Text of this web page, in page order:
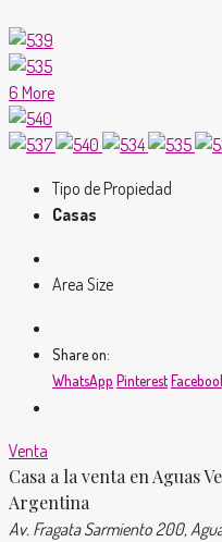
6 More
Tipo de Propiedad
Casas
Area Size
Share on:
WhatsApp Pinterest
Venta
Casa a la venta en Aguas
Argentina
Av. Fragata Sarmiento 200,